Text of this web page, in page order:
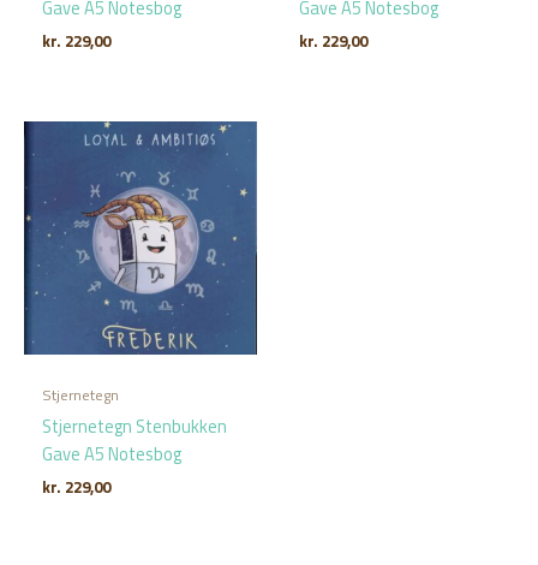
Gave A5 Notesbog
kr. 229,00
Gave A5 Notesbog
kr. 229,00
Stjernetegn
Stjernetegn Stenbukken
Gave A5 Notesbog
kr. 229,00